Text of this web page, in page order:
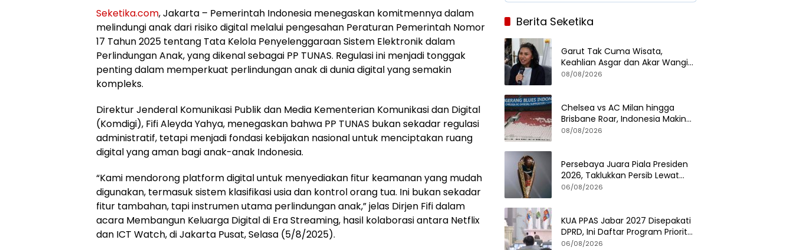
Seketika.com, Jakarta – Pemerintah Indonesia menegaskan komitmennya dalam
melindungi anak dari risiko digital melalui pengesahan Peraturan Pemerintah Nomor
17 Tahun 2025 tentang Tata Kelola Penyelenggaraan Sistem Elektronik dalam
Perlindungan Anak, yang dikenal sebagai PP TUNAS. Regulasi ini menjadi tonggak
penting dalam memperkuat perlindungan anak di dunia digital yang semakin
kompleks.
Direktur Jenderal Komunikasi Publik dan Media Kementerian Komunikasi dan Digital
(Komdigi), Fifi Aleyda Yahya, menegaskan bahwa PP TUNAS bukan sekadar regulasi
administratif, tetapi menjadi fondasi kebijakan nasional untuk menciptakan ruang
digital yang aman bagi anak-anak Indonesia.
“Kami mendorong platform digital untuk menyediakan fitur keamanan yang mudah
digunakan, termasuk sistem klasifikasi usia dan kontrol orang tua. Ini bukan sekadar
fitur tambahan, tapi instrumen utama perlindungan anak,” jelas Dirjen Fifi dalam
acara Membangun Keluarga Digital di Era Streaming, hasil kolaborasi antara Netflix
dan ICT Watch, di Jakarta Pusat, Selasa (5/8/2025).
Berita Seketika
Garut Tak Cuma Wisata,
Keahlian Asgar dan Akar Wangi
Jadi Modal Diplomasi
08/08/2026
Chelsea vs AC Milan hingga
Brisbane Roar, Indonesia Makin
Dilirik Klub Internasional
08/08/2026
Persebaya Juara Piala Presiden
2026, Taklukkan Persib Lewat
Adu Penalti Dramatis
06/08/2026
KUA PPAS Jabar 2027 Disepakati
DPRD, Ini Daftar Program Prioritas
Pemerintah Provinsi
06/08/2026